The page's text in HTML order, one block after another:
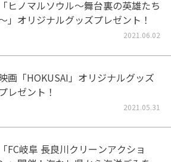
「ヒノマルソウル～舞台裏の英雄たち
」オリジナルグッズプレゼント！
2021.06.02
画「HOKUSAI」オリジナルグッズ
プレゼント！
2021.05.31
「FC岐阜 長良川クリーンアクショ